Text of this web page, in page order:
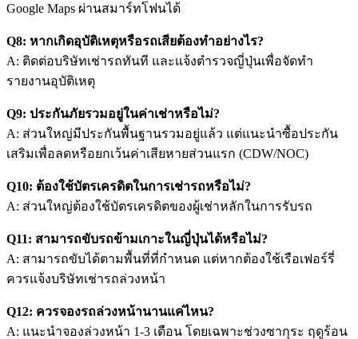
Google Maps ผ่านสมาร์ทโฟนได้
Q8: หากเกิดอุบัติเหตุหรือรถเสียต้องทำอย่างไร?
A: ติดต่อบริษัทเช่ารถทันที และแจ้งตำรวจญี่ปุ่นเพื่อจัดทำ
รายงานอุบัติเหตุ
Q9: ประกันภัยรวมอยู่ในค่าเช่าหรือไม่?
A: ส่วนใหญ่มีประกันพื้นฐานรวมอยู่แล้ว แต่แนะนำซื้อประกัน
เสริมเพื่อลดหรือยกเว้นค่าเสียหายส่วนแรก (CDW/NOC)
Q10: ต้องใช้บัตรเครดิตในการเช่ารถหรือไม่?
A: ส่วนใหญ่ต้องใช้บัตรเครดิตของผู้เช่าหลักในการรับรถ
Q11: สามารถขับรถข้ามเกาะในญี่ปุ่นได้หรือไม่?
A: สามารถขับได้ตามพื้นที่ที่กำหนด แต่หากต้องใช้เรือเฟอร์รี่
ควรแจ้งบริษัทเช่ารถล่วงหน้า
Q12: ควรจองรถล่วงหน้านานแค่ไหน?
A: แนะนำจองล่วงหน้า 1-3 เดือน โดยเฉพาะช่วงซากุระ ฤดูร้อน